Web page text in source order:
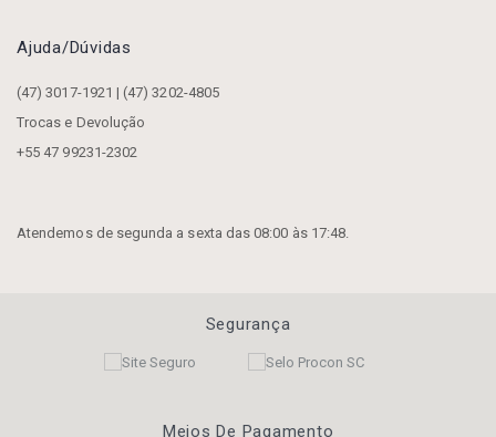
Ajuda/dúvidas
(47) 3017-1921 | (47) 3202-4805
Trocas e Devolução
+55 47 99231-2302
Atendemos de segunda a sexta das 08:00 às 17:48.
Segurança
Meios De Pagamento